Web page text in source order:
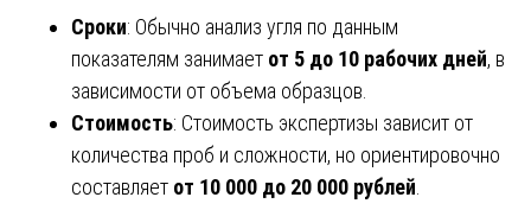
Сроки: Обычно анализ угля по данным
показателям занимает от 5 до 10 рабочих дней, в
зависимости от объема образцов.
Стоимость: Стоимость экспертизы зависит от
количества проб и сложности, но ориентировочно
составляет от 10 000 до 20 000 рублей